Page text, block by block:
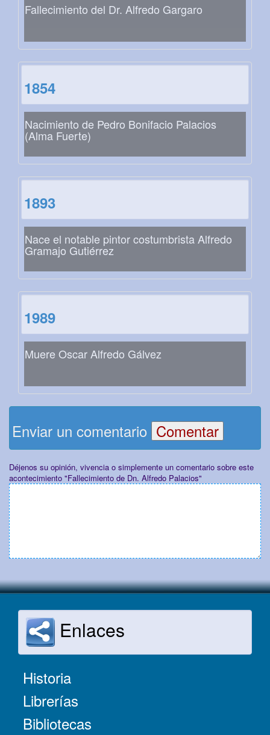
Fallecimiento del Dr. Alfredo Gargaro
1854
Nacimiento de Pedro Bonifacio Palacios
(Alma Fuerte)
1893
Nace el notable pintor costumbrista Alfredo
Gramajo Gutiérrez
1989
Muere Oscar Alfredo Gálvez
Enviar un comentario
Déjenos su opinión, vivencia o simplemente un comentario sobre este
acontecimiento "Fallecimiento de Dn. Alfredo Palacios"
Enlaces
Historia
Librerías
Bibliotecas